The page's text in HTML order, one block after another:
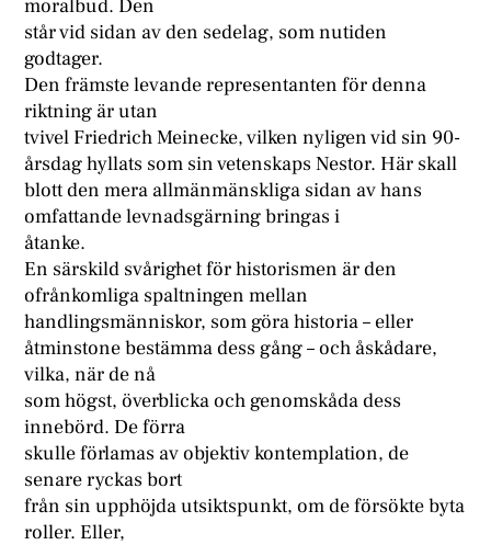
moralbud. Den
står vid sidan av den sedelag, som nutiden
godtager.
Den främste levande representanten för denna
riktning är utan
tvivel Friedrich Meinecke, vilken nyligen vid sin 90-
årsdag hyllats som sin vetenskaps Nestor. Här skall
blott den mera allmänmänskliga sidan av hans
omfattande levnadsgärning bringas i
åtanke.
En särskild svårighet för historismen är den
ofrånkomliga spaltningen mellan
handlingsmänniskor, som göra historia – eller
åtminstone bestämma dess gång – och åskådare,
vilka, när de nå
som högst, överblicka och genomskåda dess
innebörd. De förra
skulle förlamas av objektiv kontemplation, de
senare ryckas bort
från sin upphöjda utsiktspunkt, om de försökte byta
roller. Eller,